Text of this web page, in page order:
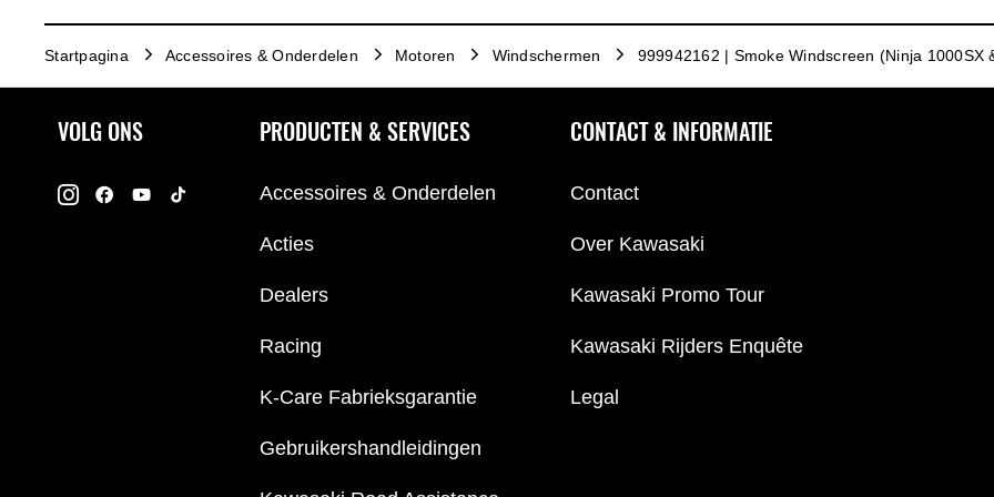
Startpagina Accessoires & Onderdelen Motoren Windschermen 999942162 | Smoke Windscreen (Ninja 1000SX
VOLG ONS PRODUCTEN & SERVICES
Accessoires & Onderdelen
Acties
Dealers
Racing
K-Care Fabrieksgarantie
Gebruikershandleidingen
CONTACT & INFORMATIE
Contact
Over Kawasaki
Kawasaki Promo Tour
Kawasaki Rijders Enquête
Legal